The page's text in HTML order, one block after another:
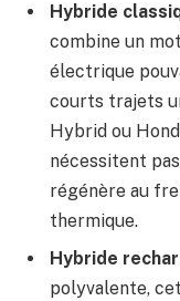
Hybride
combine un
électrique
courts trajets
Hybrid ou
nécessitent
régénère au
thermique.
Hybride
polyvalente,